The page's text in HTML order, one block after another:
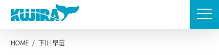
Skip
content
HOME / 下川 早苗